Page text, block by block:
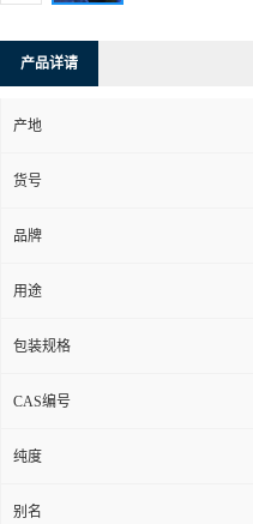
产品详请
产地
货号
品牌
用途
包装规格
CAS编号
纯度
别名